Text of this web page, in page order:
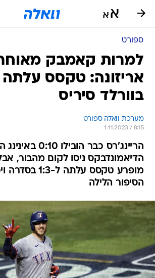
ספורט
למרות קאמבק
בוורלד סיריס
מערכת וואלה ספורט
1.11.2023 / 8:15
הריינג'רס כבר הובילו
מופרע טקסס עלתה
הסיפור הלילה